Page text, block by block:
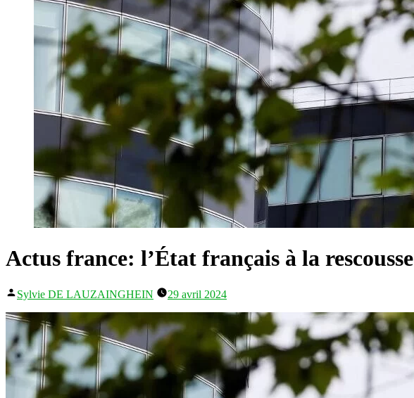
Actus france: l’État français à la rescousse
Publié
Sylvie DE LAUZAINGHEIN 29 avril 2024